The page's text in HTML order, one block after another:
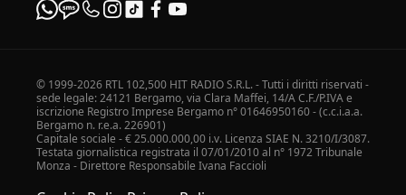
© 1999-2026 RTL 102,500 HIT RADIO S.R.L. - Tutti i diritti riservati -
sede legale: 24121 Bergamo, via Clara Maffei, 14/A C.F./P.IVA e
iscrizione Registro Imprese Bergamo n° 01646950160 - (c.c.i.a.a.
Bergamo n. r.e.a. 226901)
Capitale sociale - € 25.000.000,00 i.v. Licenza SIAE N. 3210/I/3087.
Testata giornalistica registrata il 07/01/2010 al n° 1972 Tribunale
Monza - Direttore Responsabile Ivana Faccioli